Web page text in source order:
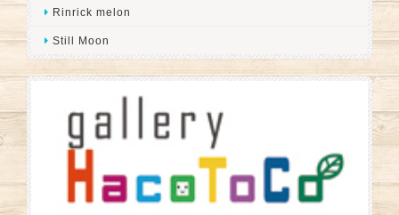
Rinrick melon
Still Moon